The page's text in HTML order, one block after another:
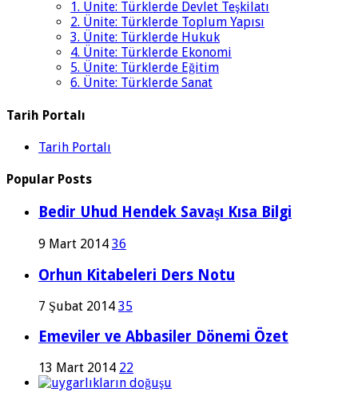
1. Ünite: Türklerde Devlet Teşkilatı
2. Ünite: Türklerde Toplum Yapısı
3. Ünite: Türklerde Hukuk
4. Ünite: Türklerde Ekonomi
5. Ünite: Türklerde Eğitim
6. Ünite: Türklerde Sanat
Tarih Portalı
Tarih Portalı
Popular Posts
Bedir Uhud Hendek Savaşı Kısa Bilgi
9 Mart 2014 36
Orhun Kitabeleri Ders Notu
7 Şubat 2014 35
Emeviler ve Abbasiler Dönemi Özet
13 Mart 2014 22